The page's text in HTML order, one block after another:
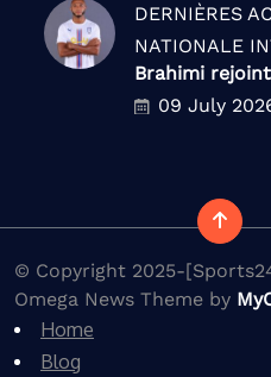
DERNIÈRES
NATIONALE
Brahimi
09 July
© Copyright 2025-
Omega News Theme by
Home
Blog